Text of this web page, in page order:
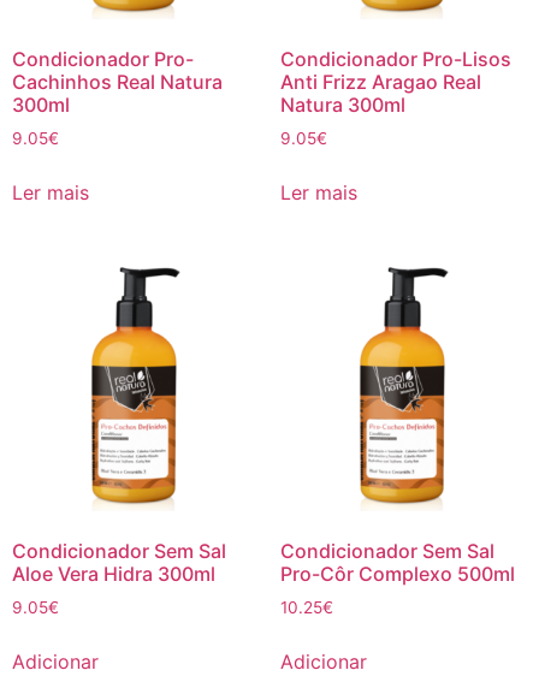
Condicionador Pro-
Cachinhos Real Natura
300ml
9.05€
Ler mais
Condicionador Pro-Lisos
Anti Frizz Aragao Real
Natura 300ml
9.05€
Ler mais
Condicionador Sem Sal
Aloe Vera Hidra 300ml
9.05€
Adicionar
Condicionador Sem Sal
Pro-Côr Complexo 500ml
10.25€
Adicionar